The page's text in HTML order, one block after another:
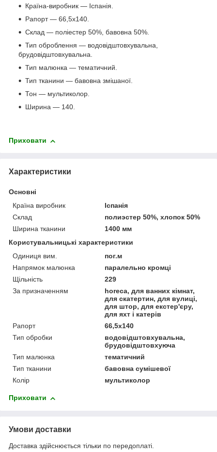
Країна-виробник — Іспанія.
Рапорт — 66,5х140.
Склад — поліестер 50%, бавовна 50%.
Тип оброблення — водовідштовхувальна,
брудовідштовхувальна.
Тип малюнка — тематичний.
Тип тканини — бавовна змішаної.
Тон — мультиколор.
Ширина — 140.
Приховати
Характеристики
Основні
Країна виробник
Іспанія
Склад
полиэстер 50%, хлопок 50%
Ширина тканини
1400 мм
Користувальницькі характеристики
Одиниця вим.
пог.м
Напрямок малюнка
паралельно кромці
Щільність
229
За призначенням
horeca, для ванних кімнат,
для скатертин, для вулиці,
для штор, для екстер'єру,
для яхт і катерів
Рапорт
66,5х140
Тип обробки
водовідштовхувальна,
брудовідштовхуюча
Тип малюнка
тематичний
Тип тканини
бавовна сумішевої
Колір
мультиколор
Приховати
Умови доставки
Доставка здійснюється тільки по передоплаті.